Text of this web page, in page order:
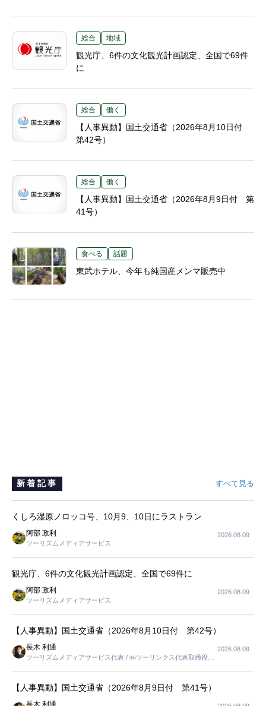
総合 地域
観光庁、6件の文化観光計画認定、全国で69件
に
総合 働く
【人事異動】国土交通省（2026年8月10日付
第42号）
総合 働く
【人事異動】国土交通省（2026年8月9日付 第
41号）
食べる 話題
東武ホテル、今年も純国産メンマ販売中
新着記事 すべて見る
くしろ湿原ノロッコ号、10月9、10日にラストラン
阿部 政利
ツーリズムメディアサービス
2026.08.09
観光庁、6件の文化観光計画認定、全国で69件に
阿部 政利
ツーリズムメディアサービス
2026.08.09
【人事異動】国土交通省（2026年8月10日付 第42号）
長木 利通
ツーリズムメディアサービス代表 / ㈱ツーリンクス代表取締役社
2026.08.09
【人事異動】国土交通省（2026年8月9日付 第41号）
長木 利通